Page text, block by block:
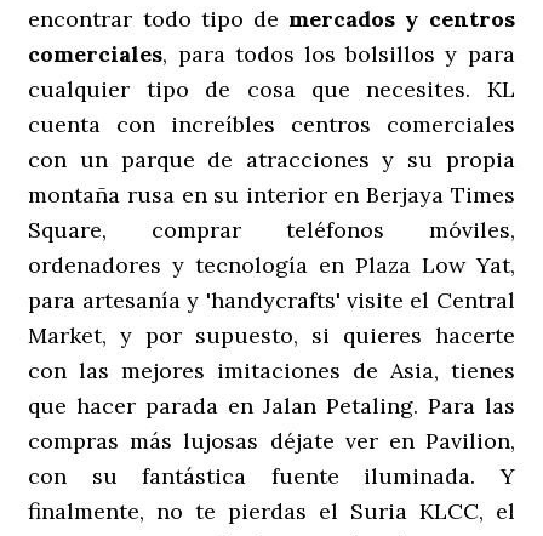
encontrar todo tipo de mercados y centros
comerciales, para todos los bolsillos y para
cualquier tipo de cosa que necesites. KL
cuenta con increíbles centros comerciales
con un parque de atracciones y su propia
montaña rusa en su interior en Berjaya Times
Square, comprar teléfonos móviles,
ordenadores y tecnología en Plaza Low Yat,
para artesanía y 'handycrafts' visite el Central
Market, y por supuesto, si quieres hacerte
con las mejores imitaciones de Asia, tienes
que hacer parada en Jalan Petaling. Para las
compras más lujosas déjate ver en Pavilion,
con su fantástica fuente iluminada. Y
finalmente, no te pierdas el Suria KLCC, el